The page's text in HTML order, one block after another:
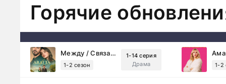
Горячие
Между / Связанные судьбой (2025)
1-2 сезон
1-14 серия
Драма
1-2